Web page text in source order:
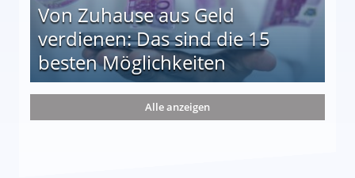
Von Zuhause aus Geld
verdienen: Das sind die 15
besten Möglichkeiten
die 15 besten Möglichkeiten
Alle anzeigen